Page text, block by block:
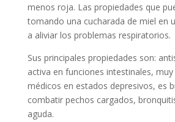
menos roja. Las propiedades que
tomando una cucharada de miel en
a aliviar los problemas respiratorios.
Sus principales propiedades son:
activa en funciones intestinales,
médicos en estados depresivos, es
combatir pechos cargados,
aguda.